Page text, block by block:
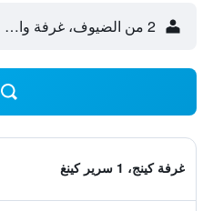
2 من الضيوف، غرفة واحدة
غرفة كينج، 1 سرير كينغ